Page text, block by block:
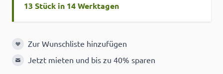
13 Stück in 14 Werktagen
Zur Wunschliste hinzufügen
Zur Wunschliste hinzufügen
Jetzt mieten und bis zu 40% sparen